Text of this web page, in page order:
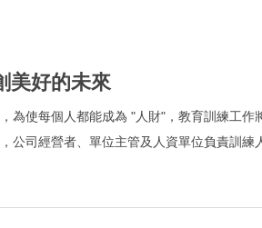
美好的未來
為使每個人都能成為 "人財"，教育訓練工作
公司經營者、單位主管及人資單位負責訓練